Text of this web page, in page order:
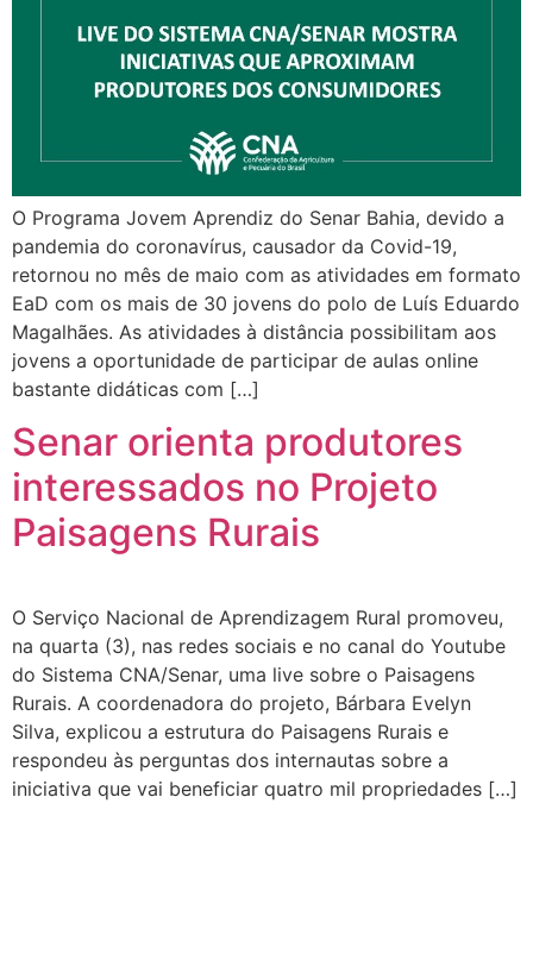
O Programa Jovem Aprendiz do Senar Bahia, devido a
pandemia do coronavírus, causador da Covid-19,
retornou no mês de maio com as atividades em formato
EaD com os mais de 30 jovens do polo de Luís Eduardo
Magalhães. As atividades à distância possibilitam aos
jovens a oportunidade de participar de aulas online
bastante didáticas com […]
Senar orienta produtores
interessados no Projeto
Paisagens Rurais
O Serviço Nacional de Aprendizagem Rural promoveu,
na quarta (3), nas redes sociais e no canal do Youtube
do Sistema CNA/Senar, uma live sobre o Paisagens
Rurais. A coordenadora do projeto, Bárbara Evelyn
Silva, explicou a estrutura do Paisagens Rurais e
respondeu às perguntas dos internautas sobre a
iniciativa que vai beneficiar quatro mil propriedades […]